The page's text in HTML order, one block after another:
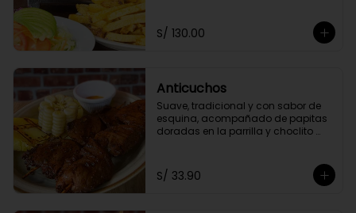
Parrillera.
S/ 130.00
Anticuchos
Suave, tradicional y con sabor de
esquina, acompañado de papitas
doradas en la parrilla y choclito
S/ 33.90